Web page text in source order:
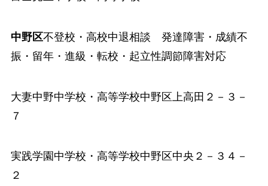
中野区不登校・高校中退相談 発達障害・成績不
振・留年・進級・転校・起立性調節障害対応
大妻中野中学校 ・高等学校中野区上高田２－３－
７
実践学園中学校 ・高等学校中野区中央２－３４－
２